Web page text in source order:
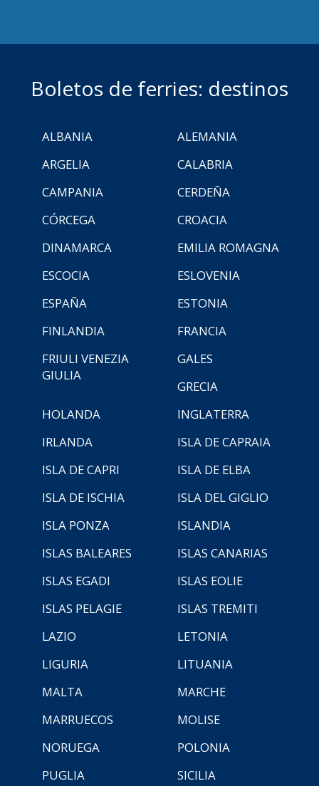
Boletos de ferries: destinos
ALBANIA
ALEMANIA
ARGELIA
CALABRIA
CAMPANIA
CERDEÑA
CÓRCEGA
CROACIA
DINAMARCA
EMILIA ROMAGNA
ESCOCIA
ESLOVENIA
ESPAÑA
ESTONIA
FINLANDIA
FRANCIA
FRIULI VENEZIA
GIULIA
GALES
GRECIA
HOLANDA
INGLATERRA
IRLANDA
ISLA DE CAPRAIA
ISLA DE CAPRI
ISLA DE ELBA
ISLA DE ISCHIA
ISLA DEL GIGLIO
ISLA PONZA
ISLANDIA
ISLAS BALEARES
ISLAS CANARIAS
ISLAS EGADI
ISLAS EOLIE
ISLAS PELAGIE
ISLAS TREMITI
LAZIO
LETONIA
LIGURIA
LITUANIA
MALTA
MARCHE
MARRUECOS
MOLISE
NORUEGA
POLONIA
PUGLIA
SICILIA